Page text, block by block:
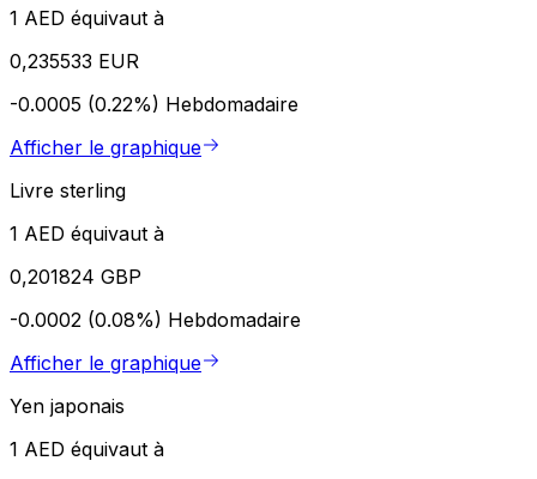
1 AED équivaut à
0,235533 EUR
-0.0005 (0.22%) Hebdomadaire
Afficher le graphique
Livre sterling
1 AED équivaut à
0,201824 GBP
-0.0002 (0.08%) Hebdomadaire
Afficher le graphique
Yen japonais
1 AED équivaut à